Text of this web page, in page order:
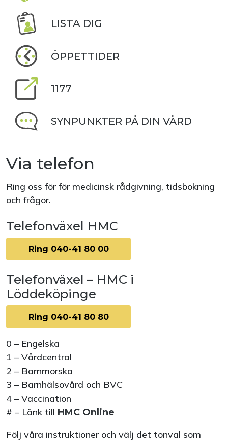
LISTA DIG
ÖPPETTIDER
1177
SYNPUNKTER PÅ DIN VÅRD
Via telefon
Ring oss för för medicinsk rådgivning, tidsbokning
och frågor.
Telefonväxel HMC
Ring 040-41 80 00
Telefonväxel – HMC i
Löddeköpinge
Ring 040-41 80 80
0 – Engelska
1 – Vårdcentral
2 – Barnmorska
3 – Barnhälsovård och BVC
4 – Vaccination
# – Länk till HMC Online
Följ våra instruktioner och välj det tonval som